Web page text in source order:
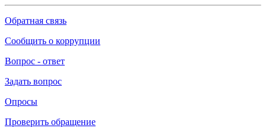
Обратная связь
Сообщить о коррупции
Вопрос - ответ
Задать вопрос
Опросы
Проверить обращение